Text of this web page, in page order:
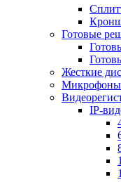
Готовые
Жесткие
Микрофоны
IP-